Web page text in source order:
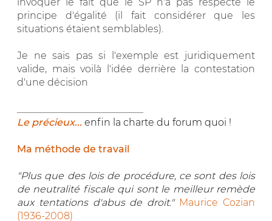
principe d'égalité (il fait considérer que les
situations étaient semblables).
Je ne sais pas si l'exemple est juridiquement
valide, mais voilà l'idée derrière la contestation
d'une décision
Le précieux... enfin la charte du forum quoi !
Ma méthode de travail
"Plus que des lois de procédure, ce sont des lois
de neutralité fiscale qui sont le meilleur remède
aux tentations d'abus de droit." Maurice Cozian
(1936-2008)